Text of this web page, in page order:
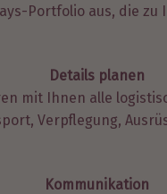
Portfolio aus, die zu
Details planen
mit Ihnen alle
Verpflegung,
Kommunikation